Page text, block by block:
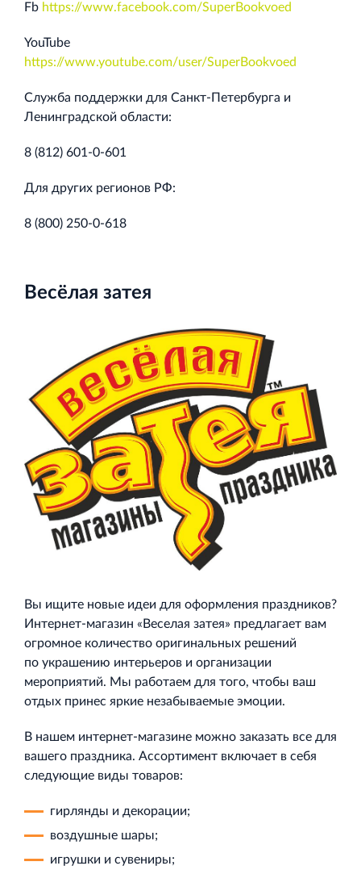
Кингисеппе
Кингисепп
Fb https://www.facebook.com/SuperBookvoed
YouTube
https://www.youtube.com/user/SuperBookvoed
Служба поддержки для Санкт-Петербурга и
Ленинградской области:
8 (812) 601-0-601
Для других регионов РФ:
8 (800) 250-0-618
Весёлая затея
Вы ищите новые идеи для оформления праздников?
Интернет-магазин «Веселая затея» предлагает вам
огромное количество оригинальных решений
по украшению интерьеров и организации
мероприятий. Мы работаем для того, чтобы ваш
отдых принес яркие незабываемые эмоции.
В нашем интернет-магазине можно заказать все для
вашего праздника. Ассортимент включает в себя
следующие виды товаров:
гирлянды и декорации;
воздушные шары;
игрушки и сувениры;